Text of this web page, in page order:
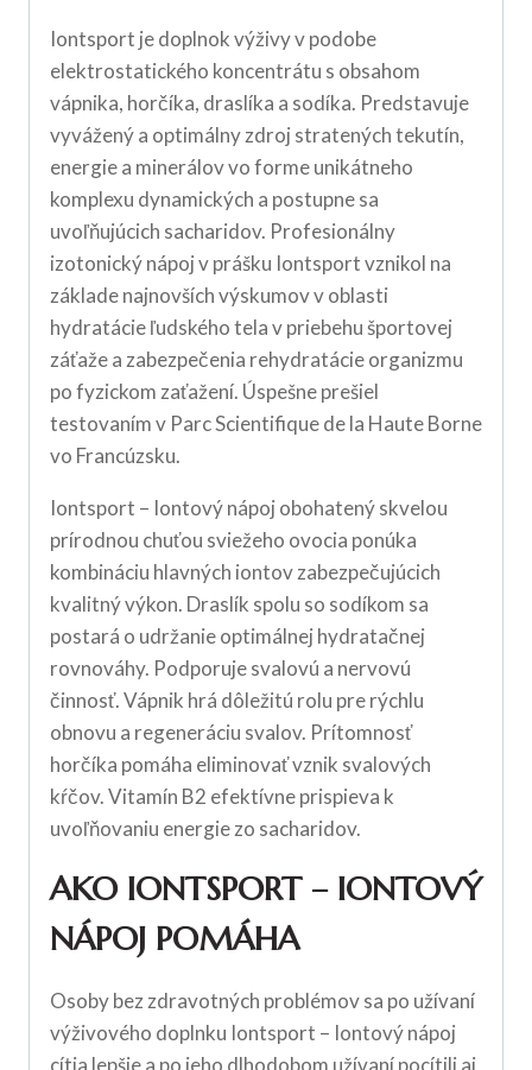
Iontsport je doplnok výživy v podobe
elektrostatického koncentrátu s obsahom
vápnika, horčíka, draslíka a sodíka. Predstavuje
vyvážený a optimálny zdroj stratených tekutín,
energie a minerálov vo forme unikátneho
komplexu dynamických a postupne sa
uvoľňujúcich sacharidov. Profesionálny
izotonický nápoj v prášku Iontsport vznikol na
základe najnovších výskumov v oblasti
hydratácie ľudského tela v priebehu športovej
záťaže a zabezpečenia rehydratácie organizmu
po fyzickom zaťažení. Úspešne prešiel
testovaním v Parc Scientifique de la Haute Borne
vo Francúzsku.
Iontsport – Iontový nápoj obohatený skvelou
prírodnou chuťou sviežeho ovocia ponúka
kombináciu hlavných iontov zabezpečujúcich
kvalitný výkon. Draslík spolu so sodíkom sa
postará o udržanie optimálnej hydratačnej
rovnováhy. Podporuje svalovú a nervovú
činnosť. Vápnik hrá dôležitú rolu pre rýchlu
obnovu a regeneráciu svalov. Prítomnosť
horčíka pomáha eliminovať vznik svalových
kŕčov. Vitamín B2 efektívne prispieva k
uvoľňovaniu energie zo sacharidov.
AKO IONTSPORT – IONTOVÝ
NÁPOJ POMÁHA
Osoby bez zdravotných problémov sa po užívaní
výživového doplnku Iontsport – Iontový nápoj
cítia lepšie a po jeho dlhodobom užívaní pocítili aj